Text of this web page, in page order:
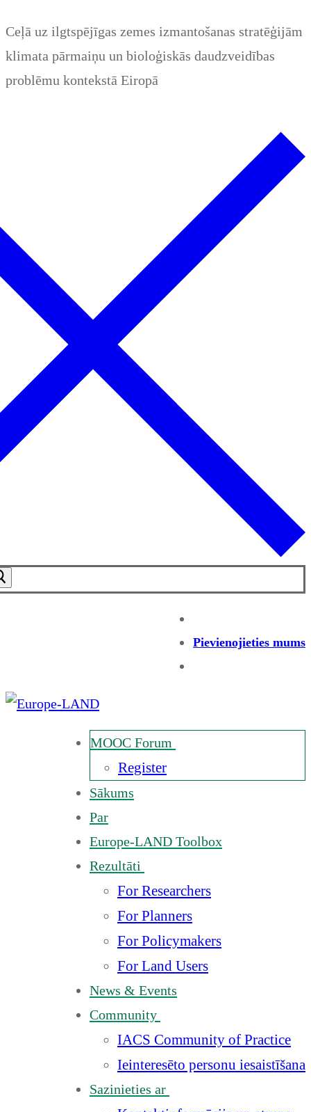
Inhalt
springen
Ceļā uz ilgtspējīgas zemes izmantošanas stratēģijām
klimata pārmaiņu un bioloģiskās daudzveidības
problēmu kontekstā Eiropā
Pievienojieties mums
MOOC Forum
Register
Sākums
Par
Europe-LAND Toolbox
Rezultāti
For Researchers
For Planners
For Policymakers
For Land Users
News & Events
Community
IACS Community of Practice
Ieinteresēto personu iesaistīšana
Sazinieties ar